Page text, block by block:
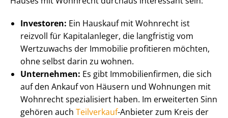
Investoren: Ein Hauskauf mit Wohnrecht ist
reizvoll für Kapitalanleger, die langfristig vom
Wertzuwachs der Immobilie profitieren möchten,
ohne selbst darin zu wohnen.
Unternehmen: Es gibt Im­mo­bi­li­en­fir­men, die sich
auf den Ankauf von Häusern und Wohnungen mit
Wohnrecht spezialisiert haben. Im erweiterten Sinn
gehören auch Teilverkauf-Anbieter zum Kreis der